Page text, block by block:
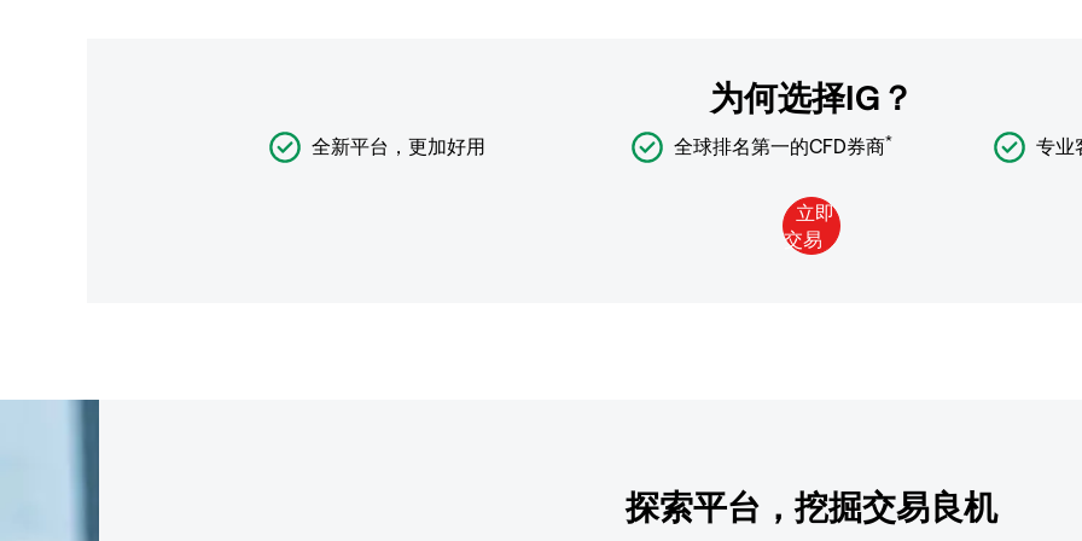
为何选择IG？
全新平台，更加好用 全球排名第一的CFD券商* 专业
探索平台，挖掘交易良机